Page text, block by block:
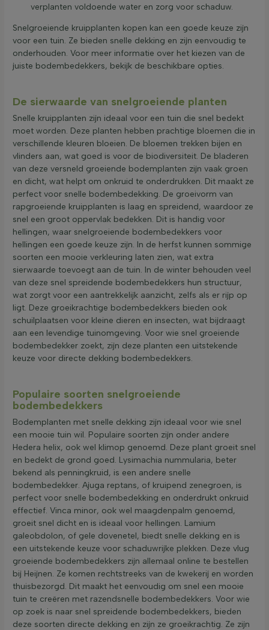
verplanten voldoende water en zorg voor schaduw.
Snelgroeiende kruipplanten kopen kan een goede keuze zijn
voor een tuin. Ze bieden snelle dekking en zijn eenvoudig te
onderhouden. Voor meer informatie over het kiezen van de
juiste bodembedekkers, bekijk de beschikbare opties.
De sierwaarde van snelgroeiende planten
Snelle kruipplanten zijn ideaal voor een tuin die snel bedekt
moet worden. Deze planten hebben prachtige bloemen die in
verschillende kleuren bloeien. De bloemen trekken bijen en
vlinders aan, wat goed is voor de biodiversiteit. De bladeren
van deze versneld groeiende bodemplanten zijn vaak groen
en dicht, wat helpt om onkruid te onderdrukken. Dit maakt ze
perfect voor snelle bodembedekking. De groeivorm van
rapgroeiende kruipplanten is laag en spreidend, waardoor ze
snel een groot oppervlak bedekken. Dit is handig voor
hellingen, waar snelgroeiende bodembedekkers voor
hellingen een goede keuze zijn. In de herfst kunnen sommige
soorten een mooie verkleuring laten zien, wat extra
sierwaarde toevoegt aan de tuin. In de winter behouden veel
van deze snel spreidende bodembedekkers hun structuur,
wat zorgt voor een aantrekkelijk aanzicht, zelfs als er rijp op
ligt. Deze groeikrachtige bodembedekkers bieden ook
schuilplaatsen voor kleine dieren en insecten, wat bijdraagt
aan een levendige tuinomgeving. Voor wie snel groeiende
bodembedekker zoekt, zijn deze planten een uitstekende
keuze voor directe dekking bodembedekkers.
Populaire soorten snelgroeiende
bodembedekkers
Bodemplanten met snelle dekking zijn ideaal voor wie snel
een mooie tuin wil. Populaire soorten zijn onder andere
Hedera helix, ook wel klimop genoemd. Deze plant groeit snel
en bedekt de grond goed. Lysimachia nummularia, beter
bekend als penningkruid, is een andere snelle
bodembedekker. Ajuga reptans, of kruipend zenegroen, is
perfect voor snelle bodembedekking en onderdrukt onkruid
effectief. Vinca minor, ook wel maagdenpalm genoemd,
groeit snel dicht en is ideaal voor hellingen. Lamium
galeobdolon, of gele dovenetel, biedt snelle dekking en is
een uitstekende keuze voor schaduwrijke plekken. Deze vlug
groeiende bodembedekkers zijn allemaal online te bestellen
bij Heijnen. Ze komen rechtstreeks van de kwekerij en worden
thuisbezorgd. Dit maakt het eenvoudig om snel een mooie
tuin te creëren met razendsnelle bodembedekkers. Voor wie
op zoek is naar snel spreidende bodembedekkers, bieden
deze soorten directe dekking en zijn ze groeikrachtig. Ze zijn